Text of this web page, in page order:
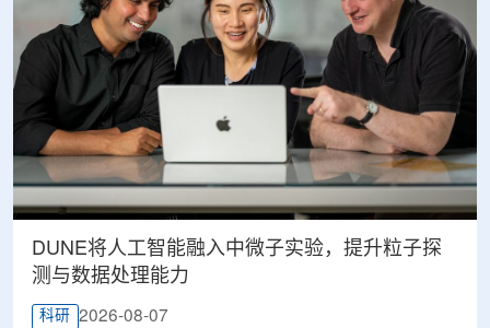
DUNE将人工智能融入中微子实验，提升粒子探
测与数据处理能力
科研 2026-08-07